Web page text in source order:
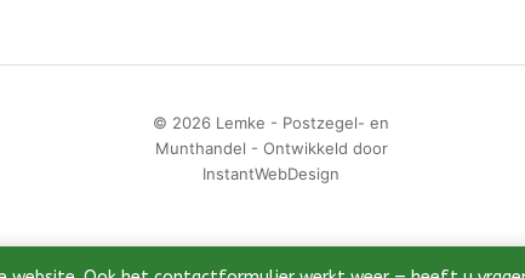
© 2026 Lemke - Postzegel- en
Munthandel - Ontwikkeld door
InstantWebDesign